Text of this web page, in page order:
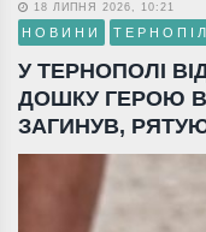
18 ЛИПНЯ 2026, 10:21
НОВИНИ
У ТЕРНОПОЛІ
ДОШКУ ГЕРОЮ
ЗАГИНУВ,